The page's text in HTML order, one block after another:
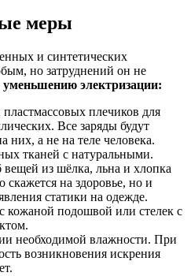
меры
и синтетических
но затруднений он не
электризации:
плечиков для
Все заряды будут
них, а не на теле человека.
тканей с натуральными.
вещей из шёлка, льна и хлопка
скажется на здоровье, но и
статики на одежде.
кожаной подошвой или стелек с
необходимой влажности. При
возникновения искрения